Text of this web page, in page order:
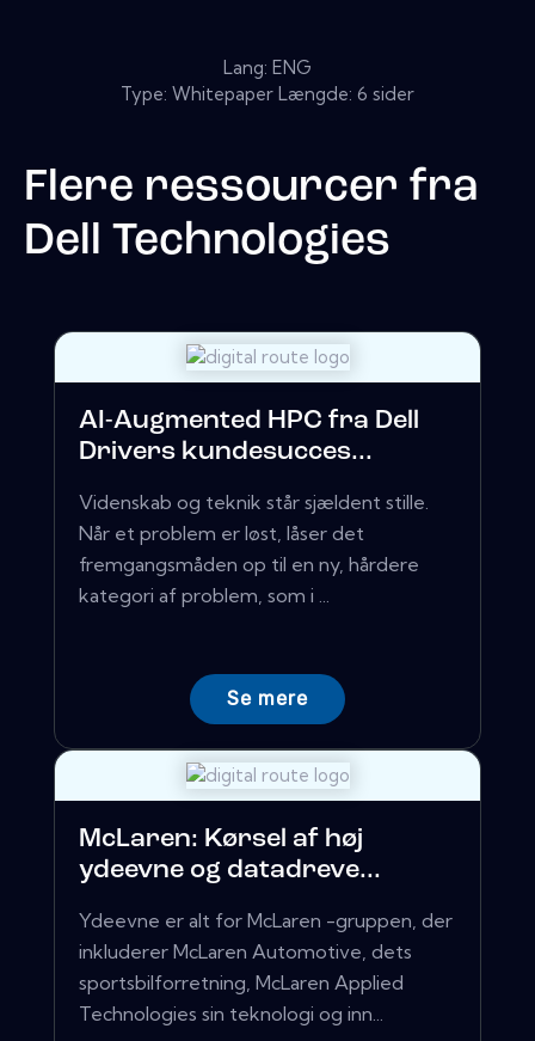
Lang: ENG
Type: Whitepaper Længde: 6 sider
Flere ressourcer fra
Dell Technologies
AI-Augmented HPC fra Dell
Drivers kundesucces...
Videnskab og teknik står sjældent stille.
Når et problem er løst, låser det
fremgangsmåden op til en ny, hårdere
kategori af problem, som i ...
Se mere
McLaren: Kørsel af høj
ydeevne og datadreve...
Ydeevne er alt for McLaren -gruppen, der
inkluderer McLaren Automotive, dets
sportsbilforretning, McLaren Applied
Technologies sin teknologi og inn...